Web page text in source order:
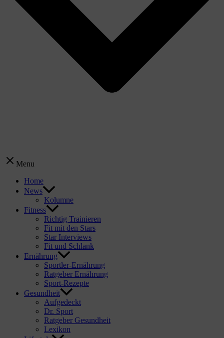
Menu
Home
News
Kolumne
Fitness
Richtig Trainieren
Fit mit den Stars
Star Interviews
Fit und Schlank
Ernährung
Sportler-Ernährung
Ratgeber Ernährung
Sport-Rezepte
Gesundheit
Aufgedeckt
Dr. Sport
Ratgeber Gesundheit
Lexikon